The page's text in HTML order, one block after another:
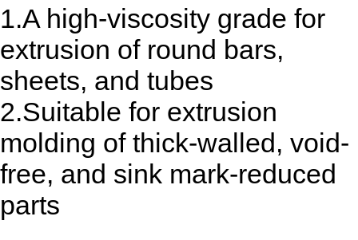
1.A high-viscosity grade for
extrusion of round bars,
sheets, and tubes
2.Suitable for extrusion
molding of thick-walled, void-
free, and sink mark-reduced
parts